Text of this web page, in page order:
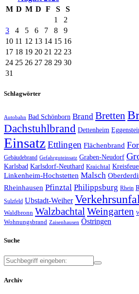
M D M D F S
S
1
2
3
4 5 6 7 8
9
10 11 12 13 14 15 16
17 18 19 20 21 22 23
24 25 26 27 28 29 30
31
Schlagwörter
Autobahn Bad Schönborn Brand Bretten
Dachstuhlbrand Dettenheim
Einsatz Ettlingen Flächenbrand
Gebäudebrand Gefahrguteinsatz Graben-Neudorf
Karlsbad Karlsdorf-Neuthard Kraichtal
Linkenheim-Hochstetten Malsch
Rheinhausen Pfinztal Philippsburg Rhein
Sulzfeld Ubstadt-Weiher
Waldbronn Walzbachtal Weingarten
Wohnungsbrand Zaisenhausen Östringen
Suche
Archiv